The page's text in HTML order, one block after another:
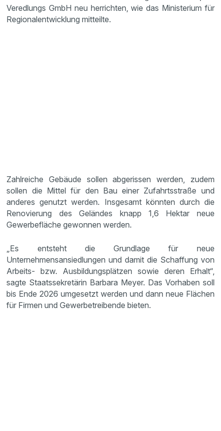
Veredlungs GmbH neu herrichten, wie das Ministerium für
Regionalentwicklung mitteilte.
Zahlreiche Gebäude sollen abgerissen werden, zudem
sollen die Mittel für den Bau einer Zufahrtsstraße und
anderes genutzt werden. Insgesamt könnten durch die
Renovierung des Geländes knapp 1,6 Hektar neue
Gewerbefläche gewonnen werden.
„Es entsteht die Grundlage für neue
Unternehmensansiedlungen und damit die Schaffung von
Arbeits- bzw. Ausbildungsplätzen sowie deren Erhalt“,
sagte Staatssekretärin Barbara Meyer. Das Vorhaben soll
bis Ende 2026 umgesetzt werden und dann neue Flächen
für Firmen und Gewerbetreibende bieten.